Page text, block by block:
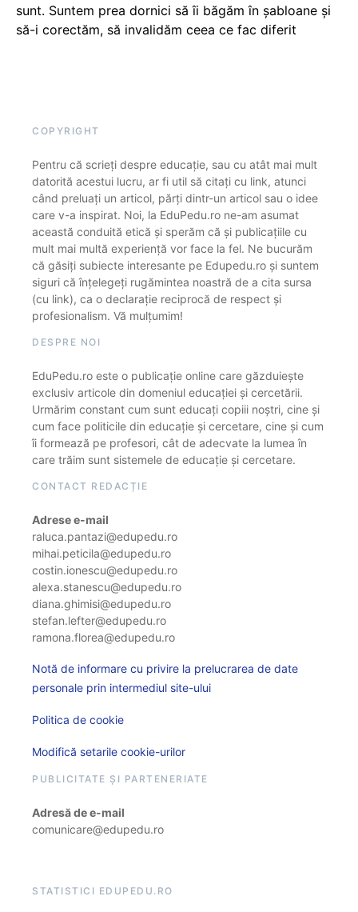
sunt. Suntem prea dornici să îi băgăm în șabloane și
să-i corectăm, să invalidăm ceea ce fac diferit
COPYRIGHT
Pentru că scrieți despre educație, sau cu atât mai mult
datorită acestui lucru, ar fi util să citați cu link, atunci
când preluați un articol, părți dintr-un articol sau o idee
care v-a inspirat. Noi, la EduPedu.ro ne-am asumat
această conduită etică și sperăm că și publicațiile cu
mult mai multă experiență vor face la fel. Ne bucurăm
că găsiți subiecte interesante pe Edupedu.ro și suntem
siguri că înțelegeți rugămintea noastră de a cita sursa
(cu link), ca o declarație reciprocă de respect și
profesionalism. Vă mulțumim!
DESPRE NOI
EduPedu.ro este o publicație online care găzduiește
exclusiv articole din domeniul educației și cercetării.
Urmărim constant cum sunt educați copiii noștri, cine și
cum face politicile din educație și cercetare, cine și cum
îi formează pe profesori, cât de adecvate la lumea în
care trăim sunt sistemele de educație și cercetare.
CONTACT REDACȚIE
Adrese e-mail
raluca.pantazi@edupedu.ro
mihai.peticila@edupedu.ro
costin.ionescu@edupedu.ro
alexa.stanescu@edupedu.ro
diana.ghimisi@edupedu.ro
stefan.lefter@edupedu.ro
ramona.florea@edupedu.ro
Notă de informare cu privire la prelucrarea de date
personale prin intermediul site-ului
Politica de cookie
Modifică setarile cookie-urilor
PUBLICITATE ȘI PARTENERIATE
Adresă de e-mail
comunicare@edupedu.ro
STATISTICI EDUPEDU.RO